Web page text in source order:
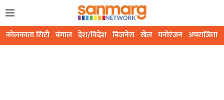
कोलकाता सिटी बंगाल देश/विदेश बिजनेस खेल मनोरंजन अपराजिता